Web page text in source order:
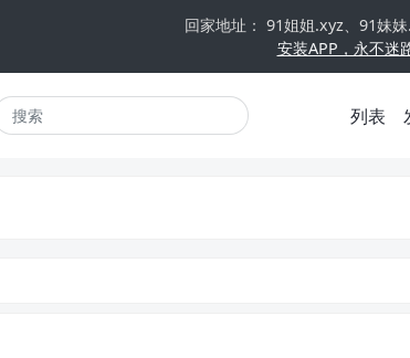
回家地址： 91姐姐.xyz、91妹
安装APP，永不迷
列表